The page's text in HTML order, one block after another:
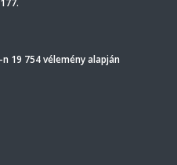
19 754 vélemény alapján